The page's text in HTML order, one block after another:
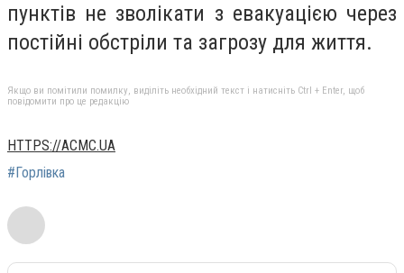
пунктів не зволікати з евакуацією через
постійні обстріли та загрозу для життя.
Якщо ви помітили помилку, виділіть необхідний текст і натисніть Ctrl + Enter, щоб
повідомити про це редакцію
HTTPS://ACMC.UA
#Горлівка